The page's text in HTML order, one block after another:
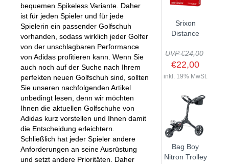
ZUBEHÖR
bequemen Spikeless Variante. Daher
ist für jeden Spieler und für jede
Spielerin ein passender Golfschuh
vorhanden, sodass wirklich jeder Golfer
von der unschlagbaren Performance
von Adidas profitieren kann. Wenn Sie
auch noch auf der Suche nach Ihrem
perfekten neuen Golfschuh sind, sollten
Sie unseren nachfolgenden Artikel
unbedingt lesen, denn wir möchten
Ihnen die aktuellen Golfschuhe von
Adidas kurz vorstellen und Ihnen damit
die Entscheidung erleichtern.
Schließlich hat jeder Spieler andere
Anforderungen an seine Ausrüstung
und setzt andere Prioritäten. Daher
Srixon
Distance
UVP €24,00
€22,00
inkl. 19% MwSt.
Bag Boy
Nitron Trolley